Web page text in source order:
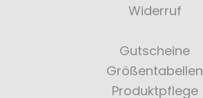
Widerruf
Gutscheine
Größentabellen
Produktpflege